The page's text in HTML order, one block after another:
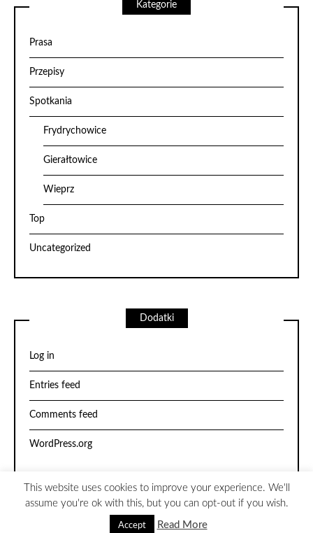
Kategorie
Prasa
Przepisy
Spotkania
Frydrychowice
Gierałtowice
Wieprz
Top
Uncategorized
Dodatki
Log in
Entries feed
Comments feed
WordPress.org
Scissor ThemesProudly powered by
This website uses cookies to improve your experience. We'll
assume you're ok with this, but you can opt-out if you wish.
Accept Read More